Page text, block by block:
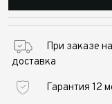
При заказе
доставка
Гарантия 12